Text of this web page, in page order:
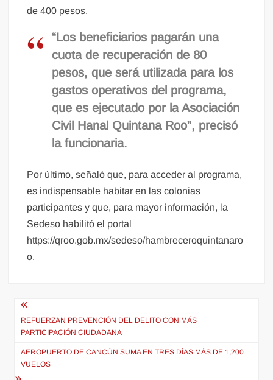
de 400 pesos.
“Los beneficiarios pagarán una
cuota de recuperación de 80
pesos, que será utilizada para los
gastos operativos del programa,
que es ejecutado por la Asociación
Civil Hanal Quintana Roo”, precisó
la funcionaria.
Por último, señaló que, para acceder al programa,
es indispensable habitar en las colonias
participantes y que, para mayor información, la
Sedeso habilitó el portal
https://qroo.gob.mx/sedeso/hambreceroquintanaro
o.
Navegación
de
entradas
REFUERZAN PREVENCIÓN DEL DELITO CON MÁS
PARTICIPACIÓN CIUDADANA
AEROPUERTO DE CANCÚN SUMA EN TRES DÍAS MÁS DE 1,200
VUELOS